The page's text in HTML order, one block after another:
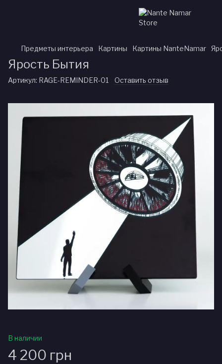
Предметы интерьера Картины Картины NanteNamar
Ярость Бытия
Артикул: RAGE-REMINDER-01 Оставить отзыв
В наличии
4 200 грн